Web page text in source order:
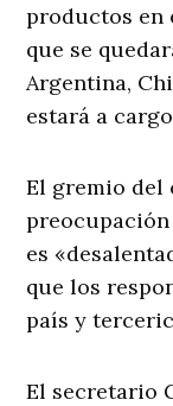
productos en
que se
Argentina,
estará a
El gremio del
es
que los
país y
El secretario